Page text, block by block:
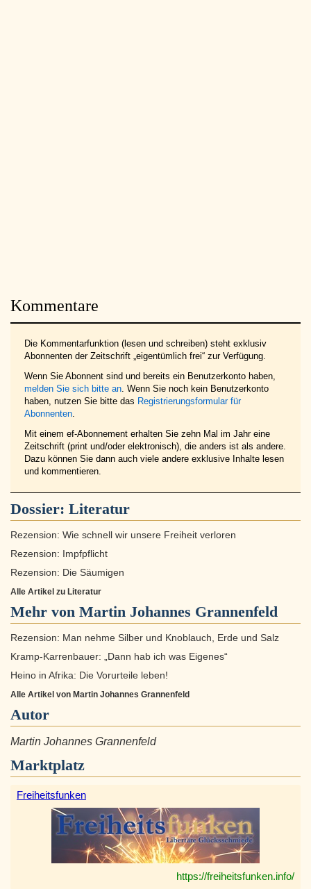
Kommentare
Die Kommentarfunktion (lesen und schreiben) steht exklusiv
Abonnenten der Zeitschrift „eigentümlich frei“ zur Verfügung.
Wenn Sie Abonnent sind und bereits ein Benutzerkonto haben,
melden Sie sich bitte an. Wenn Sie noch kein Benutzerkonto
haben, nutzen Sie bitte das Registrierungsformular für
Abonnenten.
Mit einem ef-Abonnement erhalten Sie zehn Mal im Jahr eine
Zeitschrift (print und/oder elektronisch), die anders ist als andere.
Dazu können Sie dann auch viele andere exklusive Inhalte lesen
und kommentieren.
Dossier: Literatur
Rezension: Wie schnell wir unsere Freiheit verloren
Rezension: Impfpflicht
Rezension: Die Säumigen
Alle Artikel zu Literatur
Mehr von Martin Johannes Grannenfeld
Rezension: Man nehme Silber und Knoblauch, Erde und Salz
Kramp-Karrenbauer: „Dann hab ich was Eigenes“
Heino in Afrika: Die Vorurteile leben!
Alle Artikel von Martin Johannes Grannenfeld
Autor
Martin Johannes Grannenfeld
Marktplatz
Freiheitsfunken
https://freiheitsfunken.info/